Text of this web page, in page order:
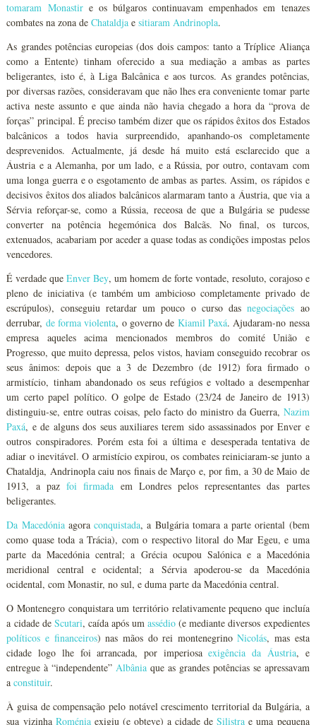
tomaram Monastire os búlgaros continuavam empenhados em tenazes
combates na zona deChataldja esitiaram Andrinopla.
As grandes potências europeias (dos dois campos: tanto a Tríplice Aliança
como a Entente) tinham oferecido a sua mediação a ambas as partes
beligerantes, isto é, à Liga Balcânica e aos turcos. As grandes potências,
por diversas razões, consideravam que não lhes era conveniente tomar parte
activa neste assunto e que ainda não havia chegado a hora da “prova de
forças” principal. É preciso também dizer que os rápidos êxitos dos Estados
balcânicos a todos havia surpreendido, apanhando-os completamente
desprevenidos. Actualmente, já desde há muito está esclarecido que a
Áustria e a Alemanha, por um lado, e a Rússia, por outro, contavam com
uma longa guerra e o esgotamento de ambas as partes. Assim, os rápidos e
decisivos êxitos dos aliados balcânicos alarmaram tanto a Áustria, que via a
Sérvia reforçar-se, como a Rússia, receosa de que a Bulgária se pudesse
converter na potência hegemónica dos Balcãs. No final, os turcos,
extenuados, acabariam por aceder a quase todas as condições impostas pelos
vencedores.
É verdade queEnver Bey, um homem de forte vontade, resoluto, corajoso e
pleno de iniciativa (e também um ambicioso completamente privado de
escrúpulos), conseguiu retardar um pouco o curso dasnegociações ao
derrubar, de forma violenta, o governo de Kiamil Paxá. Ajudaram-no nessa
empresa aqueles acima mencionados membros do comité União e
Progresso, que muito depressa, pelos vistos, haviam conseguido recobrar os
seus ânimos: depois que a 3 de Dezembro (de 1912) fora firmado o
armistício, tinham abandonado os seus refúgios e voltado a desempenhar
um certo papel político. O golpe de Estado (23/24 de Janeiro de 1913)
distinguiu-se, entre outras coisas, pelo facto do ministro da Guerra, Nazim
Paxá, e de alguns dos seus auxiliares terem sido assassinados por Enver e
outros conspiradores. Porém esta foi a última e desesperada tentativa de
adiar o inevitável. O armistício expirou, os combates reiniciaram-se junto a
Chataldja, Andrinopla caiu nos finais de Março e, por fim, a 30 de Maio de
1913, a pazfoi firmada em Londres pelos representantes das partes
beligerantes.
Da Macedóniaagoraconquistada, a Bulgária tomara a parte oriental (bem
como quase toda a Trácia), com o respectivo litoral do Mar Egeu, e uma
parte da Macedónia central; a Grécia ocupou Salónica e a Macedónia
meridional central e ocidental; a Sérvia apoderou-se da Macedónia
ocidental, com Monastir, no sul, e duma parte da Macedónia central.
O Montenegro conquistara um território relativamente pequeno que incluía
a cidade de Scutari, caída após umassédio (e mediante diversos expedientes
políticos e financeiros) nas mãos do rei montenegrinoNicolás, mas esta
cidade logo lhe foi arrancada, por imperiosaexigência da Áustria, e
entregue à “independente”Albânia que as grandes potências se apressavam
aconstituir.
À guisa de compensação pelo notável crescimento territorial da Bulgária, a
sua vizinha Roméniaexigiu (e obteve) a cidade deSilistra e uma pequena